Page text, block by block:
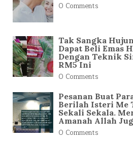
0 Comments
Tak Sangka
Dapat Beli Emas
Dengan Teknik
RM5 Ini
0 Comments
Pesanan Buat
Berilah Isteri Me
Sekali Sekala.
Amanah Allah
0 Comments